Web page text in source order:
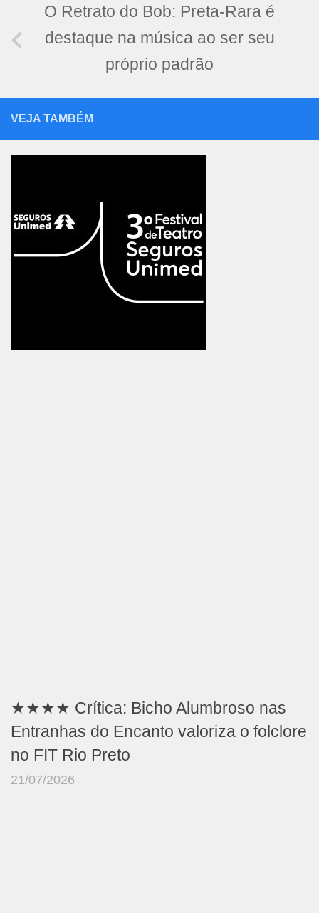
O Retrato do Bob: Preta-Rara é
destaque na música ao ser seu
próprio padrão
VEJA TAMBÉM
★★★★ Crítica: Bicho Alumbroso nas
Entranhas do Encanto valoriza o folclore
no FIT Rio Preto
21/07/2026